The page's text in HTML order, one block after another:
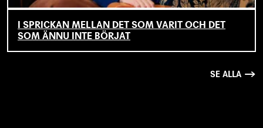
I SPRICKAN MELLAN DET SOM VARIT OCH DET
SOM ÄNNU INTE BÖRJAT
SE ALLA